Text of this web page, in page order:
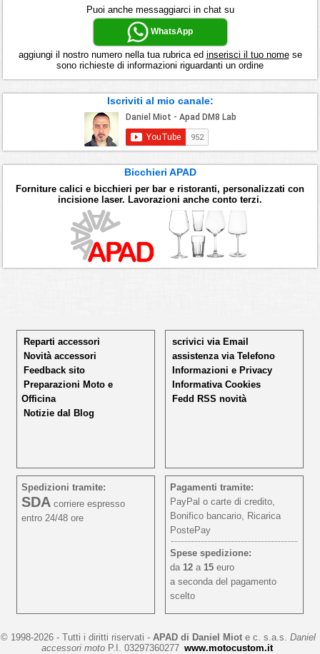
Puoi anche messaggiarci in chat su
WhatsApp
aggiungi il nostro numero nella tua rubrica ed inserisci il tuo nomese
sono richieste di informazioni riguardanti un ordine
Iscriviti al mio canale:
Bicchieri APAD
Forniture calici e bicchieri per bar e ristoranti, personalizzati con
incisione laser. Lavorazioni anche conto terzi.
Reparti accessori
Novità accessori
Feedback sito
Preparazioni Moto e
Officina
Notizie dal Blog
scrivici via Email
assistenza via Telefono
Informazioni e Privacy
Informativa Cookies
Fedd RSS novità
Spedizioni tramite:
SDA corriere espresso
entro 24/48 ore
Pagamenti tramite:
PayPal o carte di credito,
Bonifico bancario, Ricarica
PostePay
Spese spedizione:
da 12 a 15 euro
a seconda del pagamento
scelto
© 1998-2026 - Tutti i diritti riservati -APAD di Daniel Miot e c. s.a.s.Daniel
accessori moto P.I. 03297360277 www.motocustom.it